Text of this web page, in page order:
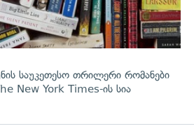
საუკეთესო თრილერი რომანები
New York Times-ის სია